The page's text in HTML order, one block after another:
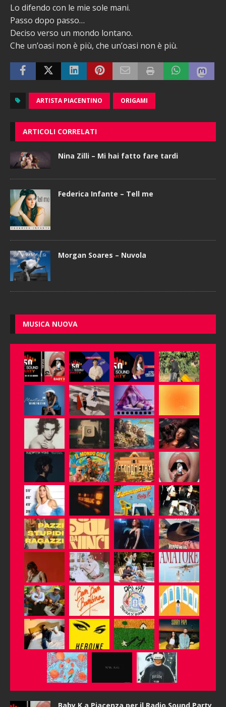
Lo difendo con le mie sole mani.
Passo dopo passo…
Deciso verso un mondo lontano.
Che un’oasi non è più, che un’oasi non è più.
ARTISTA PIACENTINO ORIGAMI
ARTICOLI CORRELATI
Nina Zilli – Mi hai fatto fare tardi
Federica Infante – Tell me
Morgan Soares – Nuvola
MUSICA NUOVA